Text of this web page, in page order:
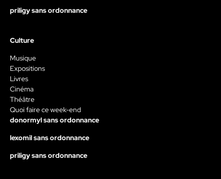
priligy sans ordonnance
Culture
Musique
Expositions
Livres
Cinéma
Théâtre
Quoi faire ce week-end
donormyl sans ordonnance
lexomil sans ordonnance
priligy sans ordonnance